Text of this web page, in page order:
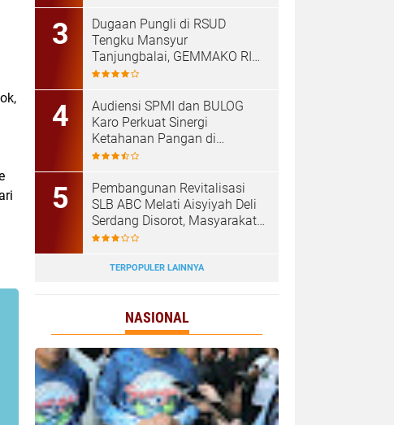
Dugaan Pungli di RSUD
Tengku Mansyur
Tanjungbalai, GEMMAKO RI
Minta Penegak Hukum Usut
Audiensi SPMI dan BULOG
Karo Perkuat Sinergi
Ketahanan Pangan di
Kabanjahe
‎Pembangunan Revitalisasi
SLB ABC Melati Aisyiyah Deli
Serdang Disorot, Masyarakat
Pertanyakan Transparansi
TERPOPULER LAINNYA
NASIONAL